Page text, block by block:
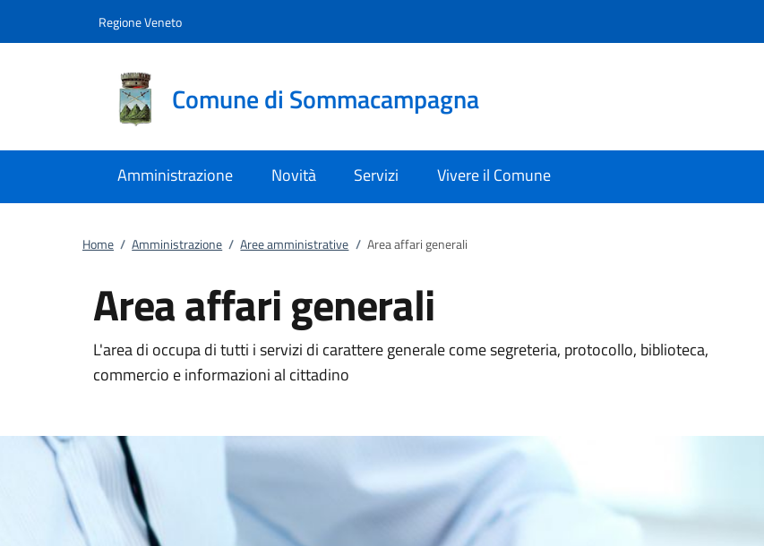
Regione Veneto
Comune di Sommacampagna
Amministrazione Novità Servizi Vivere il Comune
Home / Amministrazione / Aree amministrative / Area affari generali
Area affari generali
L'area di occupa di tutti i servizi di carattere generale come segreteria, protocollo, biblioteca,
commercio e informazioni al cittadino